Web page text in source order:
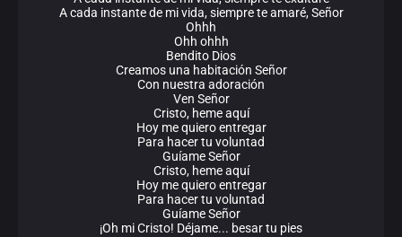
A cada instante de mi vida, siempre te amaré, Señor
Ohhh
Ohh ohhh
Bendito Dios
Creamos una habitación Señor
Con nuestra adoración
Ven Señor
Cristo, heme aquí
Hoy me quiero entregar
Para hacer tu voluntad
Guíame Señor
Cristo, heme aquí
Hoy me quiero entregar
Para hacer tu voluntad
Guíame Señor
¡Oh mi Cristo! Déjame... besar tu pies